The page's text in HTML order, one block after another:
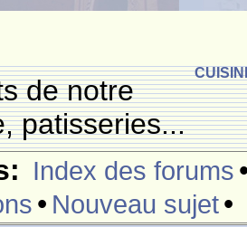
de notre
patisseries...
Index des forums
• Nouveau sujet•